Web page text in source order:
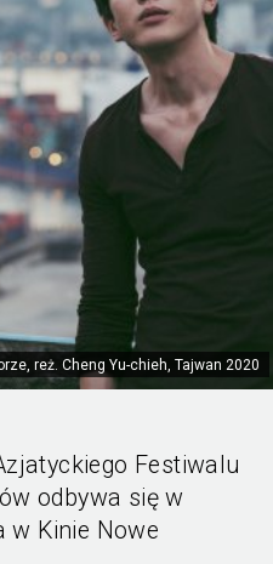
reż. Cheng Yu-chieh, Tajwan 2020
Festiwalu
odbywa się w
w Kinie Nowe